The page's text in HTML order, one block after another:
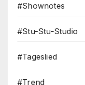
#Shownotes
#Stu-Stu-Studio
#Tageslied
#Trend